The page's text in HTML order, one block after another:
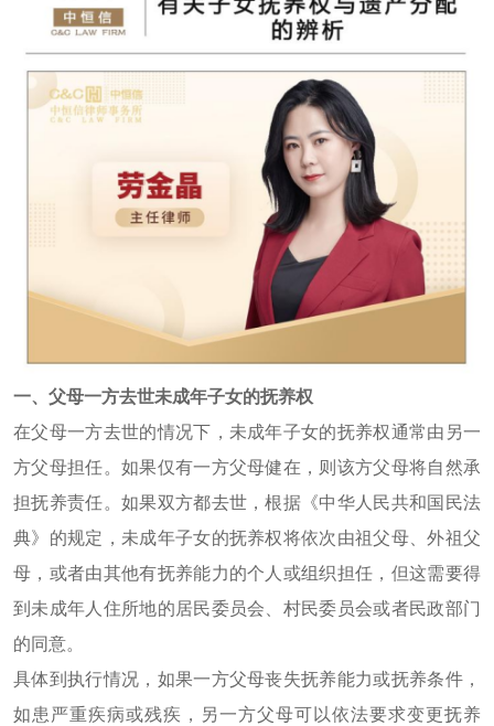
一、父母一方去世未成年子女的抚养权
在父母一方去世的情况下，未成年子女的抚养权通常由另一
方父母担任。如果仅有一方父母健在，则该方父母将自然承
担抚养责任。如果双方都去世，根据《中华人民共和国民法
典》的规定，未成年子女的抚养权将依次由祖父母、外祖父
母，或者由其他有抚养能力的个人或组织担任，但这需要得
到未成年人住所地的居民委员会、村民委员会或者民政部门
的同意。
具体到执行情况，如果一方父母丧失抚养能力或抚养条件，
如患严重疾病或残疾，另一方父母可以依法要求变更抚养